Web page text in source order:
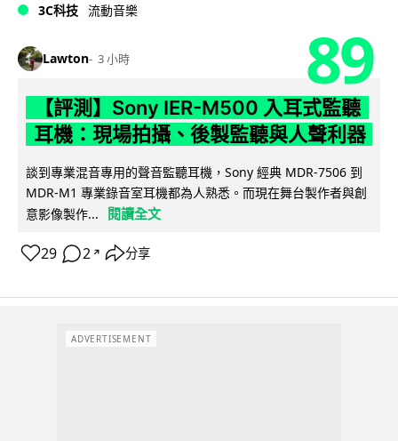
3C科技 流動音樂
Lawton 3 小時 89
【評測】Sony IER-M500 入耳式監聽
耳機：現場拍攝、後製監聽與人聲利器
談到專業混音專用的聲音監聽耳機，Sony 經典 MDR-7506 到
MDR-M1 專業錄音室耳機都為人熟悉。而現在舞台製作者與創
意影像製作...
閱讀全文
29 2 ↗ 分享
ADVERTISEMENT